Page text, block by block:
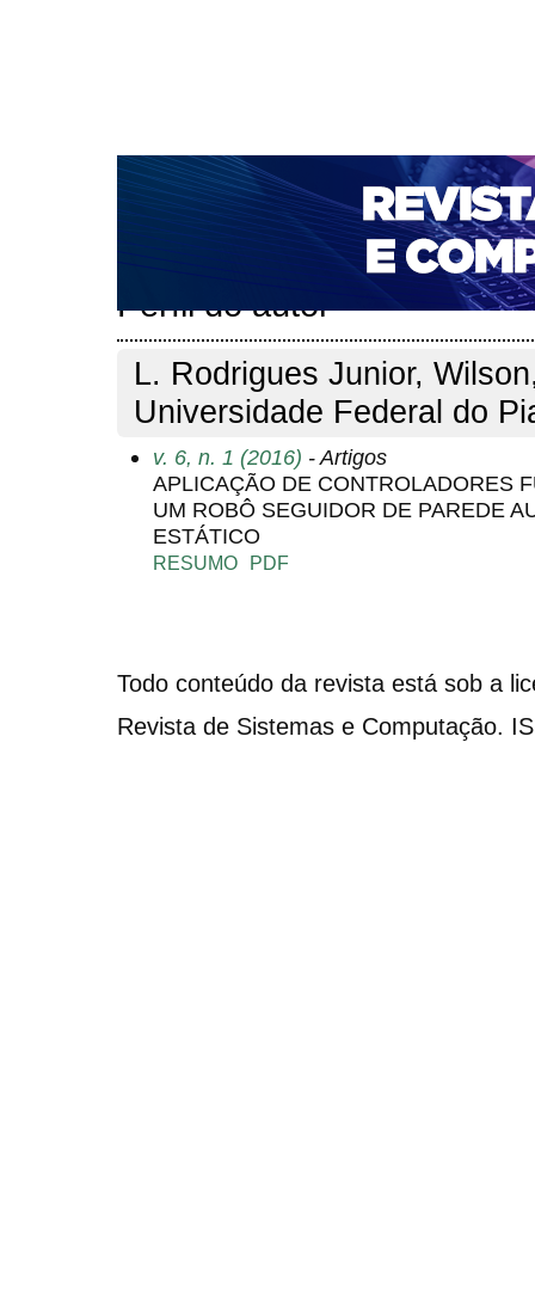
CAPA SOBRE ACESSO CADASTRO
NOTÍCIAS
PORTAL DE REVISTAS DA UNIFACS
PARA AVALIADORES
NOVA SUBMISSÃO
Perfil do autor
L. Rodrigues Junior,
Universidade Federal do
v. 6, n. 1 (2016) - Artigos
APLICAÇÃO DE CONTROLADORES
UM ROBÔ SEGUIDOR DE PAREDE
ESTÁTICO
RESUMO PDF
Todo conteúdo da revista está sob a
Revista de Sistemas e Computação.